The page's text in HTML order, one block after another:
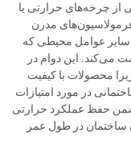
از چرخه‌های حرارتی یا
فرمولاسیون‌های مدرن
سایر عوامل محیطی که
می‌کند. این دوام در
محصولات با کیفیت
در مورد امتیازات
ضمن حفظ عملکرد حرارتی
ساختمان در طول عمر